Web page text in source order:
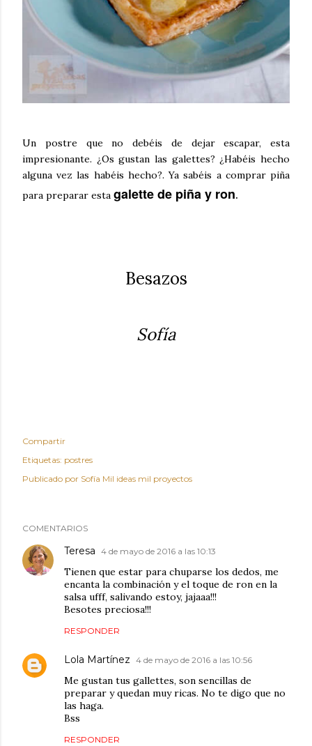
Un postre que no debéis de dejar escapar, esta
impresionante. ¿Os gustan las galettes? ¿Habéis hecho
alguna vez las habéis hecho?.Ya sabéis a comprar piña
para preparar esta galette de piña y ron.
Besazos
Sofía
Compartir
Etiquetas: postres
Publicado por Sofía Mil ideas mil proyectos
COMENTARIOS
Teresa 4 de mayo de 2016 a las 10:13
Tienen que estar para chuparse los dedos, me
encanta la combinación y el toque de ron en la
salsa ufff, salivando estoy, jajaaa!!!
Besotes preciosa!!!
RESPONDER
Lola Martínez 4 de mayo de 2016 a las 10:56
Me gustan tus gallettes, son sencillas de
preparar y quedan muy ricas. No te digo que no
las haga.
Bss
RESPONDER